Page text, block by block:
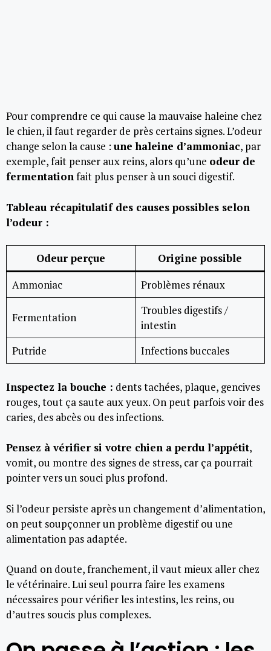
Pour comprendre ce qui cause la mauvaise haleine chez
le chien, il faut regarder de près certains signes. L’odeur
change selon la cause : une haleine d’ammoniac, par
exemple, fait penser aux reins, alors qu’une odeur de
fermentationfait plus penser à un souci digestif.
Tableau récapitulatif des causes possibles selon
l’odeur :
Odeur perçue
Origine possible
Ammoniac
Problèmes rénaux
Fermentation
Troubles digestifs /
intestin
Putride
Infections buccales
Inspectez la bouche : dents tachées, plaque, gencives
rouges, tout ça saute aux yeux. On peut parfois voir des
caries, des abcès ou des infections.
Pensez à vérifier si votre chien a perdu l’appétit,
vomit, ou montre des signes de stress, car ça pourrait
pointer vers un souci plus profond.
Si l’odeur persiste après un changement d’alimentation,
on peut soupçonner un problème digestif ou une
alimentation pas adaptée.
Quand on doute, franchement, il vaut mieux aller chez
le vétérinaire. Lui seul pourra faire les examens
nécessaires pour vérifier les intestins, les reins, ou
d’autres soucis plus complexes.